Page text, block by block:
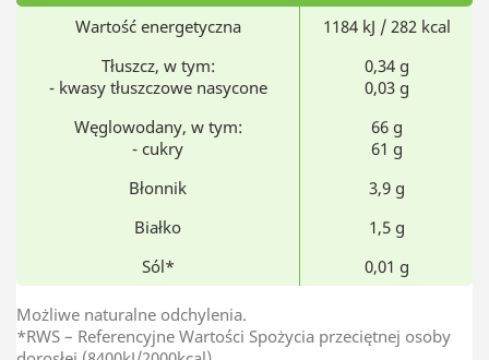
Wartość energetyczna
1184 kJ / 282 kcal
Tłuszcz, w tym:
- kwasy tłuszczowe nasycone
0,34 g
0,03 g
Węglowodany, w tym:
- cukry
66 g
61 g
Błonnik
3,9 g
Białko
1,5 g
Sól*
0,01 g
Możliwe naturalne odchylenia.
*RWS – Referencyjne Wartości Spożycia przeciętnej osoby